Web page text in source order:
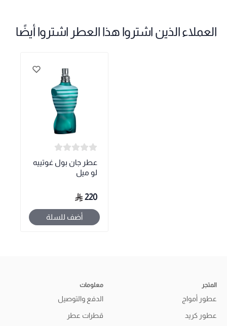
العملاء الذين اشتروا هذا العطر اشتروا أيضًا
عطر جان بول غوتييه
لو ميل
220
أضف للسلة
المتجر
عطور أمواج
عطور كريد
معلومات
الدفع والتوصيل
قطرات عطر